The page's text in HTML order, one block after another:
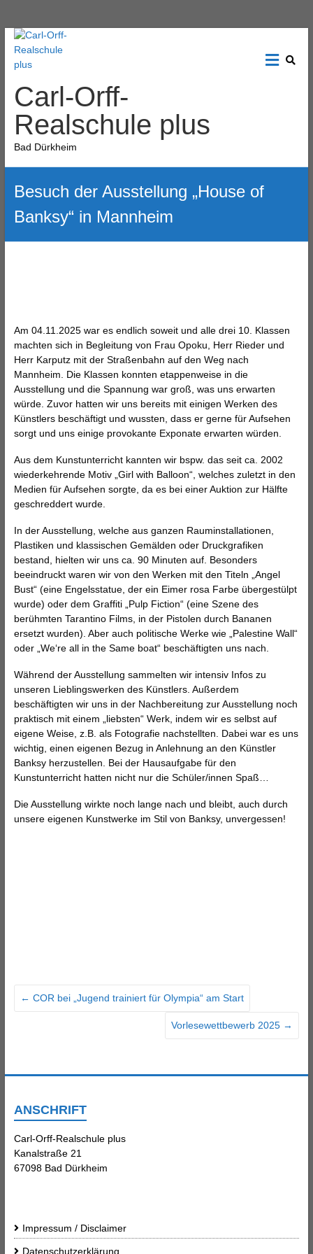
Carl-Orff-
Realschule plus
Bad Dürkheim
Besuch der Ausstellung „House of
Banksy“ in Mannheim
Am 04.11.2025 war es endlich soweit und alle drei 10. Klassen
machten sich in Begleitung von Frau Opoku, Herr Rieder und
Herr Karputz mit der Straßenbahn auf den Weg nach
Mannheim. Die Klassen konnten etappenweise in die
Ausstellung und die Spannung war groß , was uns erwarten
würde. Zuvor hatten wir uns bereits mit einigen Werken des
Künstlers beschäftigt und wussten, dass er gerne für Aufsehen
sorgt und uns einige provokante Exponate erwarten würden.
Aus dem Kunstunterricht kannten wir bspw. das seit ca. 2002
wiederkehrende Motiv Girl with Balloon“, welches zuletzt in den
Medien für Aufsehen sorgte, da es bei einer Auktion zur Hälfte
geschreddert wurde.
In der Ausstellung, welche aus ganzen Rauminstallationen,
Plastiken und klassischen Gemälden oder Druckgrafiken
bestand, hielten wir uns ca. 90 Minuten auf. Besonders
beeindruckt waren wir von den Werken mit den Titeln
Angel
Bust“ (eine Engelsstatue, der ein Eimer rosa Farbe übergestülpt
wurde) oder dem Graffiti
Pulp Fiction“ (eine Szene des
berühmten Tarantino Films, in der Pistolen durch Bananen
ersetzt wurden). Aber auch politische Werke wie
Palestine Wall“
oder We‘re all in the Same boat“ beschäftigten uns nach.
Während der Ausstellung sammelten wir intensiv Infos zu
unseren Lieblingswerken des Künstlers. Außerdem
beschäftigten wir uns in der Nachbereitung zur Ausstellung noch
praktisch mit einem
liebsten“ Werk, indem wir es selbst auf
eigene Weise, z.B. als Fotografie nachstellten. Dabei war es uns
wichtig, einen eigenen Bezug in Anlehnung an den Künstler
Banksy herzustellen. Bei der Hausaufgabe für den
Kunstunterricht hatten nicht nur die Schüler/innen Spaß…
Die Ausstellung wirkte noch lange nach und bleibt, auch durch
unsere eigenen Kunstwerke im Stil von Banksy, unvergessen!
← COR bei „Jugend trainiert für Olympia“ am Start
Vorlesewettbewerb 2025 →
ANSCHRIFT
Carl-Orff-Realschule plus
Kanalstraße 21
67098 Bad Dürkheim
Impressum / Disclaimer
Datenschutzerklärung